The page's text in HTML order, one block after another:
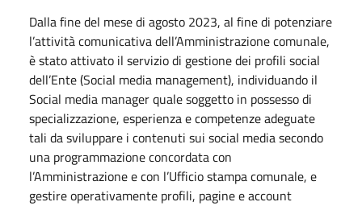
Dalla fine del mese di agosto 2023, al fine di potenziare
l’attività comunicativa dell’Amministrazione comunale,
è stato attivato il servizio di gestione dei profili social
dell’Ente (Social media management), individuando il
Social media manager quale soggetto in possesso di
specializzazione, esperienza e competenze adeguate
tali da sviluppare i contenuti sui social media secondo
una programmazione concordata con
l’Amministrazione e con l’Ufficio stampa comunale, e
gestire operativamente profili, pagine e account